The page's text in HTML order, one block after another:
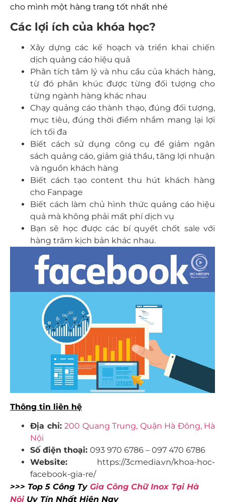
cho mình một hàng trang tốt nhất nhé
Các lợi ích của khóa học?
Xây dựng các kế hoạch và triển khai chiến
dịch quảng cáo hiệu quả
Phân tích tâm lý và nhu cầu của khách hàng,
từ đó phân khúc được từng đối tượng cho
từng ngành hàng khác nhau
Chạy quảng cáo thành thạo, đúng đối tượng,
mục tiêu, đúng thời điểm nhắm mang lại lợi
ích tối đa
Biết cách sử dụng công cụ để giảm ngân
sách quảng cáo, giảm giá thầu, tăng lợi nhuận
và nguồn khách hàng
Biết cách tạo content thu hút khách hàng
cho Fanpage
Biết cách làm chủ hình thức quảng cáo hiệu
quả mà không phải mất phí dịch vụ
Bạn sẽ học được các bí quyết chốt sale với
hàng trăm kịch bản khác nhau.
Thông tin liên hệ
Địa chỉ: 200 Quang Trung, Quận Hà Đông, Hà
Nội
Số điện thoại: 093 970 6786 – 097 470 6786
Website:
https://3cmedia.vn/khoa-hoc-
facebook-gia-re/
>>> Top 5 Công Ty Gia Công Chữ Inox Tại Hà
NộiUy Tín Nhất Hiện Nay